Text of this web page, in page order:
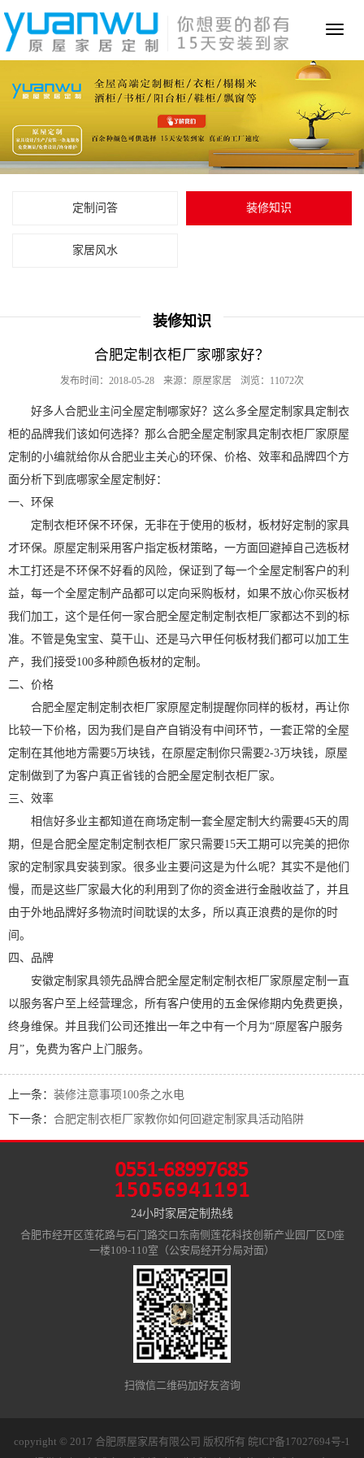
Toggle
定制问答 装修知识
家居风水
装修知识
合肥定制衣柜厂家哪家好？
发布时间：2018-05-28 来源：原屋家居 浏览：11072次
好多人合肥业主问全屋定制哪家好？这么多全屋定制家具定制衣
柜的品牌我们该如何选择？那么合肥全屋定制家具定制衣柜厂家原屋
定制的小编就给你从合肥业主关心的环保、价格、效率和品牌四个方
面分析下到底哪家全屋定制好：
一、环保
定制衣柜环保不环保，无非在于使用的板材，板材好定制的家具
才环保。原屋定制采用客户指定板材策略，一方面回避掉自己选板材
木工打还是不环保不好看的风险，保证到了每一个全屋定制客户的利
益，每一个全屋定制产品都可以定向采购板材，如果不放心你买板材
我们加工，这个是任何一家合肥全屋定制定制衣柜厂家都达不到的标
准。不管是兔宝宝、莫干山、还是马六甲任何板材我们都可以加工生
产，我们接受100多种颜色板材的定制。
二、价格
合肥全屋定制定制衣柜厂家原屋定制提醒你同样的板材，再让你
比较一下价格，因为我们是自产自销没有中间环节，一套正常的全屋
定制在其他地方需要5万块钱，在原屋定制你只需要2-3万块钱，原屋
定制做到了为客户真正省钱的合肥全屋定制衣柜厂家。
三、效率
相信好多业主都知道在商场定制一套全屋定制大约需要45天的周
期，但是合肥全屋定制定制衣柜厂家只需要15天工期可以完美的把你
家的定制家具安装到家。很多业主要问这是为什么呢？其实不是他们
慢，而是这些厂家最大化的利用到了你的资金进行金融收益了，并且
由于外地品牌好多物流时间耽误的太多，所以真正浪费的是你的时
间。
四、品牌
安徽定制家具领先品牌合肥全屋定制定制衣柜厂家原屋定制一直
以服务客户至上经营理念，所有客户使用的五金保修期内免费更换，
终身维保。并且我们公司还推出一年之中有一个月为“原屋客户服务
月”，免费为客户上门服务。
上一条： 装修注意事项100条之水电
下一条： 合肥定制衣柜厂家教你如何回避定制家具活动陷阱
24小时家居定制热线
合肥市经开区莲花路与石门路交口东南侧莲花科技创新产业园厂区D座
一楼109-110室（公安局经开分局对面）
扫微信二维码加好友咨询
copyright © 2017 合肥原屋家居有限公司 版权所有 皖ICP备17027694号-1